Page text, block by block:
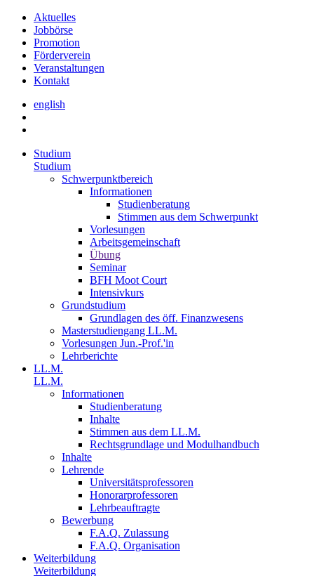
Aktuelles
Jobbörse
Promotion
Förderverein
Veranstaltungen
Kontakt
english
Studium
Studium
Schwerpunktbereich
Informationen
Studienberatung
Stimmen aus dem Schwerpunkt
Vorlesungen
Arbeitsgemeinschaft
Übung
Seminar
BFH Moot Court
Intensivkurs
Grundstudium
Grundlagen des öff. Finanzwesens
Masterstudiengang LL.M.
Vorlesungen Jun.-Prof.'in
Lehrberichte
LL.M.
LL.M.
Informationen
Studienberatung
Inhalte
Stimmen aus dem LL.M.
Rechtsgrundlage und Modulhandbuch
Inhalte
Lehrende
Universitätsprofessoren
Honorarprofessoren
Lehrbeauftragte
Bewerbung
F.A.Q. Zulassung
F.A.Q. Organisation
Weiterbildung
Weiterbildung